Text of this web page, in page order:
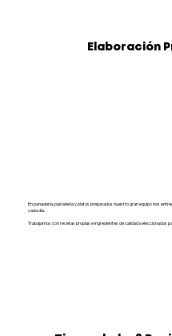
Elaboración
En panadería, pastelería y platos preparados nuestro gran equipo nos
cada día.
Trabajamos con recetas propias e ingredientes de calidad seleccionados